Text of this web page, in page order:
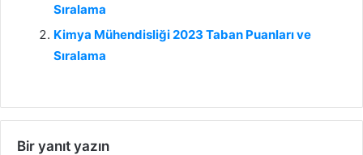
Sıralama
Kimya Mühendisliği 2023 Taban Puanları ve
Sıralama
Bir yanıt yazın